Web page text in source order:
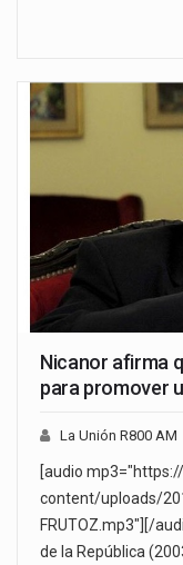
Nicanor afirma
para promover
La Unión R800 AM
[audio
content/uploads/
FRUTOZ.mp3"][/
de la República